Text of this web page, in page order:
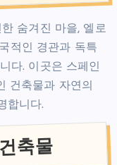
숨겨진 마을, 엘로
적인 경관과 독특
다. 이곳은 스페인
건축물과 자연의
합니다.
축물